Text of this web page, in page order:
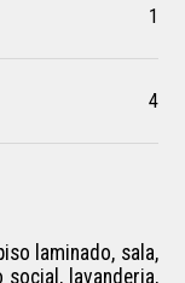
1
4
laminado, sala,
social, lavanderia,